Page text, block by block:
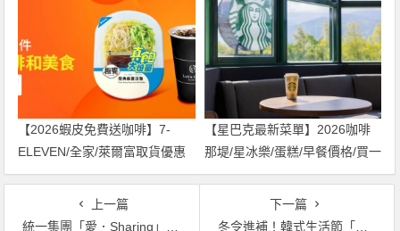
【2026蝦皮免費送咖啡】7-
ELEVEN/全家/萊爾富取貨優惠
兌換方式一起看
【星巴克最新菜單】2026咖啡
那堤/星冰樂/蛋糕/早餐價格/買一
送一整理
上一篇
統一集團「愛．Sharing」跟你一起愛分享、分享愛，蒐集雪鈴金幣兌21種品牌優惠等你換，好禮抽不完！
下一篇
冬令進補！韓式生活節「涓豆腐」人蔘雞系列買一送一，特級泡菜罐年度回歸！